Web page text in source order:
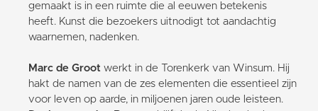
gemaakt is in een ruimte die al eeuwen betekenis
heeft. Kunst die bezoekers uitnodigt tot aandachtig
waarnemen, nadenken.
Marc de Groot werkt in de Torenkerk van Winsum. Hij
hakt de namen van de zes elementen die essentieel zijn
voor leven op aarde, in miljoenen jaren oude leisteen.